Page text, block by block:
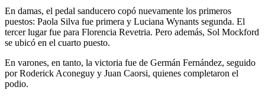
En damas, el pedal sanducero copó nuevamente los primeros
puestos: Paola Silva fue primera y Luciana Wynants segunda. El
tercer lugar fue para Florencia Revetria. Pero además, Sol Mockford
se ubicó en el cuarto puesto.
En varones, en tanto, la victoria fue de Germán Fernández, seguido
por Roderick Aconeguy y Juan Caorsi, quienes completaron el
podio.